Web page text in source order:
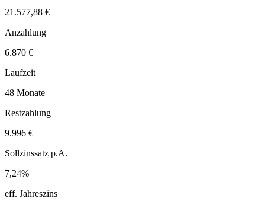
21.577,88 €
Anzahlung
6.870 €
Laufzeit
48 Monate
Restzahlung
9.996 €
Sollzinssatz p.A.
7,24%
eff. Jahreszins